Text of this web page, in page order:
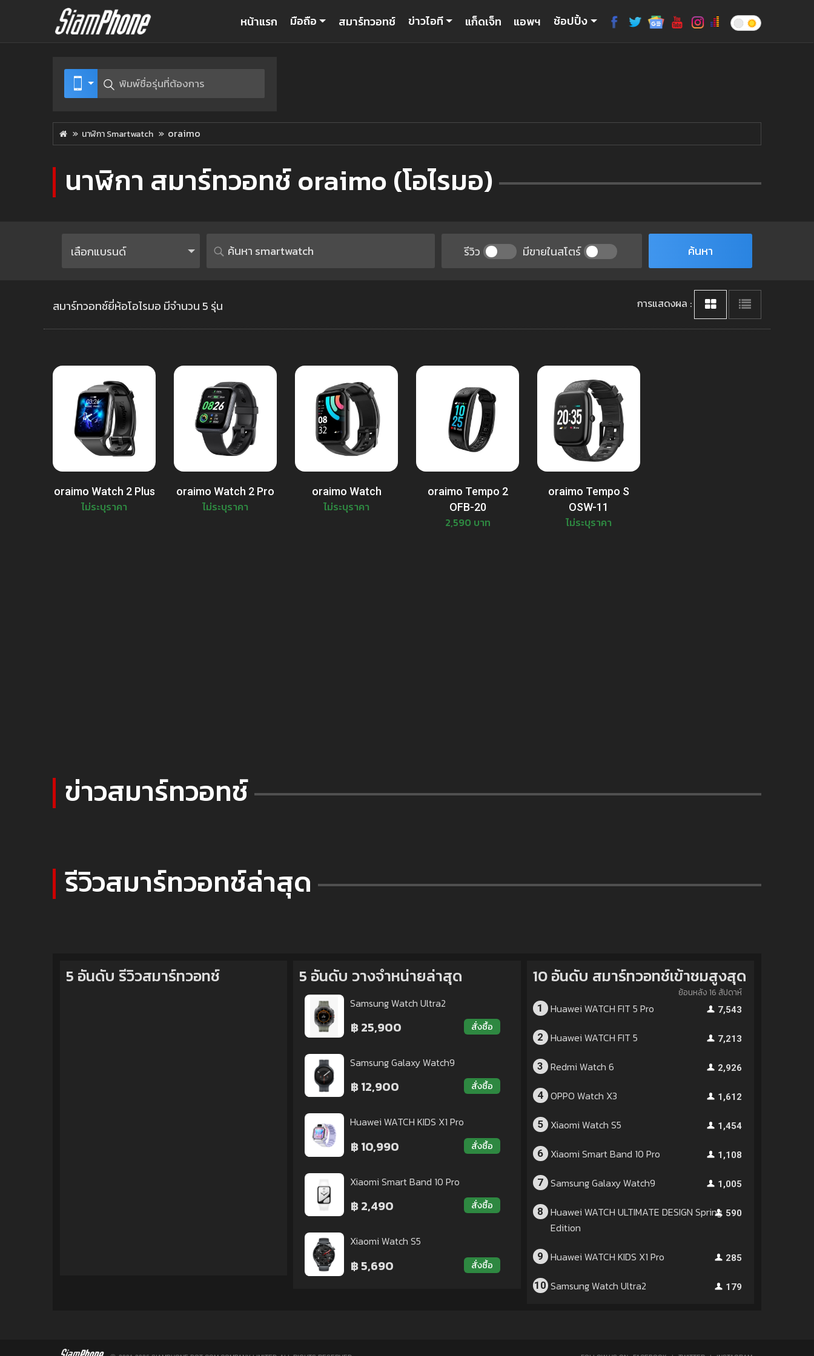
หน้าแรก มือถือ สมาร์ทวอทช์ ข่าวไอที แก็ดเจ็ท แอพฯ ช้อปปิ้ง
นาฬิกา Smartwatch oraimo
นาฬิกา สมาร์ทวอทช์ oraimo (โอไรมอ)
เลือกแบรนด์ รีวิว มีขายในสโตร์ ค้นหา
สมาร์ทวอทช์ยี่ห้อโอไรมอ มีจำนวน 5 รุ่น การแสดงผล :
oraimo Watch 2 Plus
ไม่ระบุราคา
oraimo Watch 2 Pro
ไม่ระบุราคา
oraimo Watch
ไม่ระบุราคา
oraimo Tempo 2
OFB-20
2,590 บาท
oraimo Tempo S
OSW-11
ไม่ระบุราคา
ข่าวสมาร์ทวอทช์
รีวิวสมาร์ทวอทช์ล่าสุด
5 อันดับ รีวิวสมาร์ทวอทช์ 5 อันดับ วางจำหน่ายล่าสุด
Samsung Watch Ultra2
฿ 25,900 สั่งซื้อ
Samsung Galaxy Watch9
฿ 12,900 สั่งซื้อ
Huawei WATCH KIDS X1 Pro
฿ 10,990 สั่งซื้อ
Xiaomi Smart Band 10 Pro
฿ 2,490 สั่งซื้อ
Xiaomi Watch S5
฿ 5,690 สั่งซื้อ
10 อันดับ สมาร์ทวอทช์เข้าชมสูงสุด
ย้อนหลัง 16 สัปดาห์
1 Huawei WATCH FIT 5 Pro 7,543
2 Huawei WATCH FIT 5 7,213
3 Redmi Watch 6 2,926
4 OPPO Watch X3 1,612
5 Xiaomi Watch S5 1,454
6 Xiaomi Smart Band 10 Pro 1,108
7 Samsung Galaxy Watch9 1,005
8
Huawei WATCH ULTIMATE DESIGN Spring
Edition
590
9 Huawei WATCH KIDS X1 Pro 285
10 Samsung Watch Ultra2 179